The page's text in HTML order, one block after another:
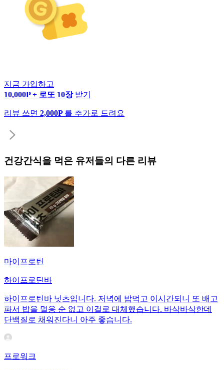
지금 가입하고
10,000P + 로또 10장 받기
리뷰 쓰면 2,000P 를 추가로 드려요
건강간식을 먹은 유저들의 다른 리뷰
마이프로틴
하이프로틴바
하이프로틴바 넛츠입니다. 저녁에 밥먹고 이시간되니 또 배고
파서 밥을 멀응 순 없고 이걸로 대체했습니다. 바삭바삭한데
단백질로 채워진다니 아주 좋습니다.
프로워크